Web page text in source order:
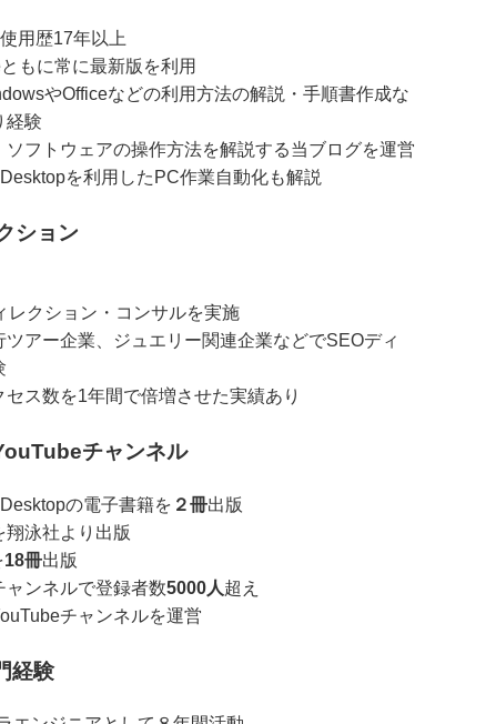
用歴17年以上
もに常に最新版を利用
やOfficeなどの利用方法の解説・手順書作成な
経験
ソフトウェアの操作方法を解説する当ブログを運営
を利用したPC作業自動化も解説
ション
レクション・コンサルを実施
ツアー企業、ジュエリー関連企業などでSEOディ
ス数を1年間で倍増させた実績あり
チャンネル
の電子書籍を ２冊出版
翔泳社より出版
18冊出版
ャンネルで登録者数5000人 超え
チャンネルを運営
経験